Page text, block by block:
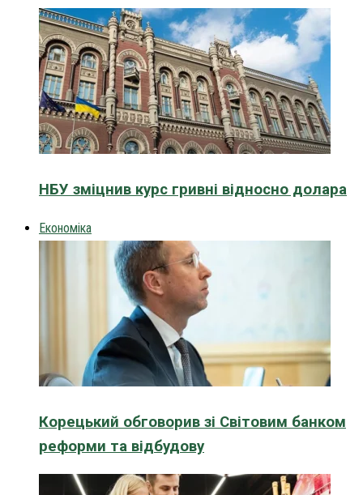
НБУ зміцнив курс гривні відносно долара
Економіка
Корецький обговорив зі Світовим банком
реформи та відбудову